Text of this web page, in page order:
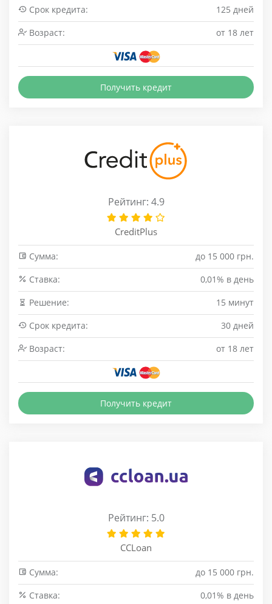
Срок кредита:
125 дней
Возраст:
от 18 лет
Получить кредит
Рейтинг: 4.9
CreditPlus
Сумма:
до 15 000 грн.
Cтавка:
0,01% в день
Решение:
15 минут
Срок кредита:
30 дней
Возраст:
от 18 лет
Получить кредит
Рейтинг: 5.0
CCLoan
Сумма:
до 15 000 грн.
Cтавка:
0,01% в день